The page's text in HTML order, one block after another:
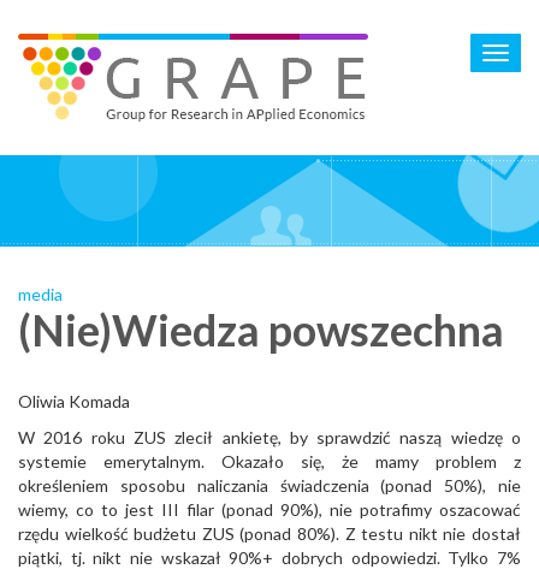
main
content
media
(Nie)Wiedza powszechna
Oliwia Komada
W 2016 roku ZUS zlecił ankietę, by sprawdzić naszą wiedzę o
systemie emerytalnym. Okazało się, że mamy problem z
określeniem sposobu naliczania świadczenia (ponad 50%), nie
wiemy, co to jest III filar (ponad 90%), nie potrafimy oszacować
rzędu wielkość budżetu ZUS (ponad 80%). Z testu nikt nie dostał
piątki, tj. nikt nie wskazał 90%+ dobrych odpowiedzi. Tylko 7%